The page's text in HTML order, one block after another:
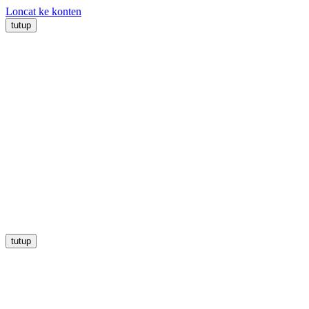
Loncat ke konten
tutup
tutup